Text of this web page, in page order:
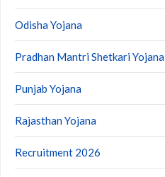
Odisha Yojana
Pradhan Mantri Shetkari Yojana
Punjab Yojana
Rajasthan Yojana
Recruitment 2026